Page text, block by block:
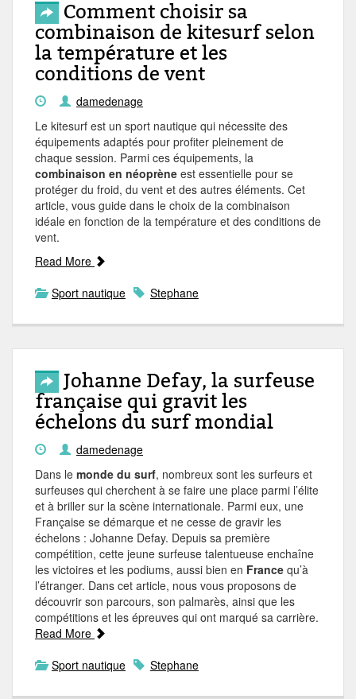
Comment choisir sa
combinaison de kitesurf selon
la température et les
conditions de vent
damedenage
Le kitesurf est un sport nautique qui nécessite des
équipements adaptés pour profiter pleinement de
chaque session. Parmi ces équipements, la
combinaison en néoprène est essentielle pour se
protéger du froid, du vent et des autres éléments. Cet
article, vous guide dans le choix de la combinaison
idéale en fonction de la température et des conditions de
vent.
Read More
Sport nautique
Stephane
Johanne Defay, la surfeuse
française qui gravit les
échelons du surf mondial
damedenage
Dans le monde du surf, nombreux sont les surfeurs et
surfeuses qui cherchent à se faire une place parmi l’élite
et à briller sur la scène internationale. Parmi eux, une
Française se démarque et ne cesse de gravir les
échelons : Johanne Defay. Depuis sa première
compétition, cette jeune surfeuse talentueuse enchaîne
les victoires et les podiums, aussi bien en France qu’à
l’étranger. Dans cet article, nous vous proposons de
découvrir son parcours, son palmarès, ainsi que les
compétitions et les épreuves qui ont marqué sa carrière.
Read More
Sport nautique
Stephane